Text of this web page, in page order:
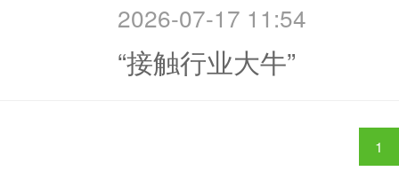
2026-07-17 11:54
“接触行业大牛”
1